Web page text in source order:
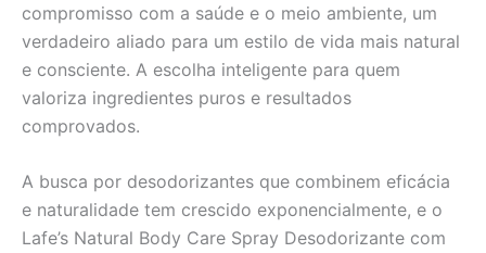
compromisso com a saúde e o meio ambiente, um
verdadeiro aliado para um estilo de vida mais natural
e consciente. A escolha inteligente para quem
valoriza ingredientes puros e resultados
comprovados.
A busca por desodorizantes que combinem eficácia
e naturalidade tem crescido exponencialmente, e o
Lafe’s Natural Body Care Spray Desodorizante com